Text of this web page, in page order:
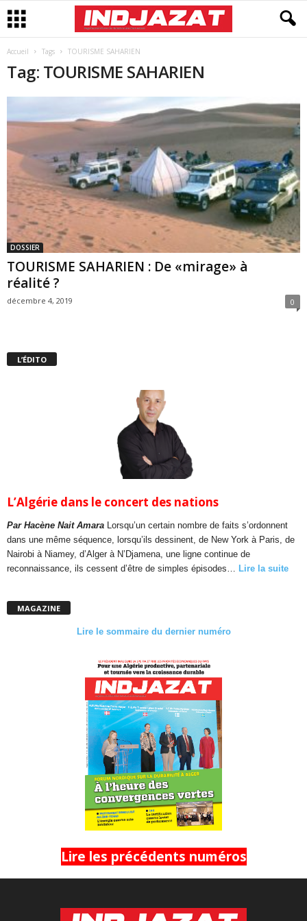
Accueil Tags TOURISME SAHARIEN
Tag: TOURISME SAHARIEN
DOSSIER
TOURISME SAHARIEN : De «mirage» à
réalité ?
décembre 4, 2019 0
L’ÉDITO
L’Algérie dans le concert des nations
Par Hacène Nait Amara Lorsqu’un certain nombre de faits s’ordonnent
dans une même séquence, lorsqu’ils dessinent, de New York à Paris, de
Nairobi à Niamey, d’Alger à N’Djamena, une ligne continue de
reconnaissance, ils cessent d’être de simples épisodes… Lire la suite
MAGAZINE
Lire le sommaire du dernier numéro
Lire les précédents numéros